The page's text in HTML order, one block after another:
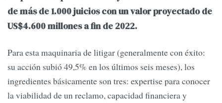
de más de 1.000 juicios con un valor proyectado de
US$4.600 millones a fin de 2022.
Para esta maquinaria de litigar (generalmente con éxito:
su acción subió 49,5% en los últimos seis meses), los
ingredientes básicamente son tres: expertise para conocer
la viabilidad de un reclamo, capacidad financiera y